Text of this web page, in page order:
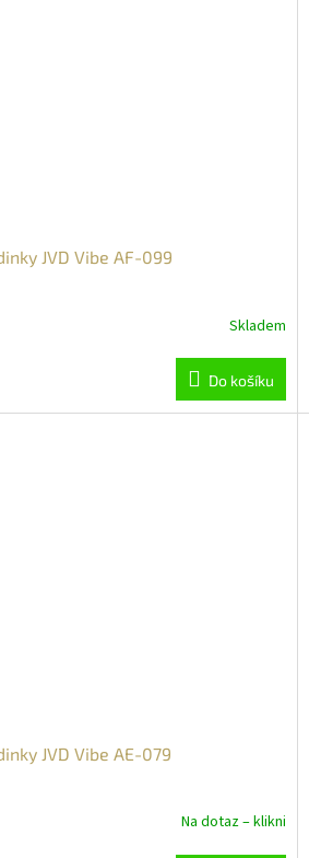
JVD Vibe AF-099
Skladem
Do košíku
JVD Vibe AE-079
Na dotaz – klikni